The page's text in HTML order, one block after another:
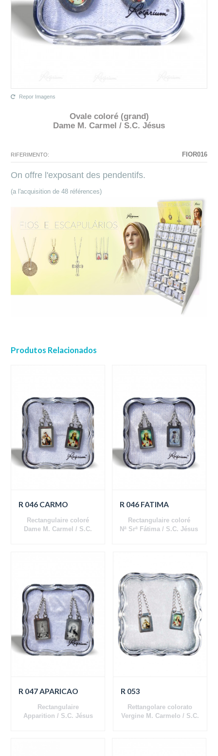
Repor Imagens
Ovale coloré (grand)
Dame M. Carmel / S.C. Jésus
moment.
RIFERIMENTO: FIOR016
On offre l'exposant des pendentifs.
(a l'acquisition de 48 références)
Produtos Relacionados
R 046 CARMO
Rectangulaire coloré
Dame M. Carmel / S.C.
R 046 FATIMA
Rectangulaire coloré
Nª Srª Fátima / S.C. Jésus
R 047 APARICAO
Rectangulaire
Apparition / S.C. Jésus
R 053
Rettangolare colorato
Vergine M. Carmelo / S.C.